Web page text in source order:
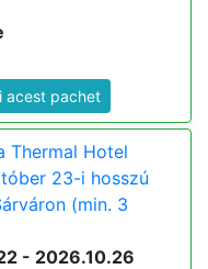
acest pachet
Thermal Hotel
23-i hosszú
(min. 3
- 2026.10.26